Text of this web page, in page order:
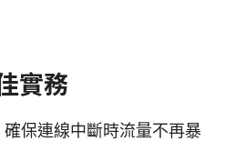
實務
保連線中斷時流量不再暴